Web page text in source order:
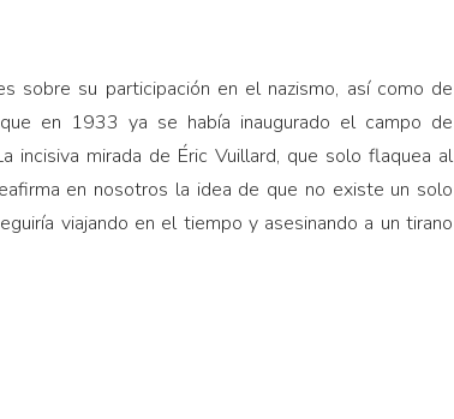
sobre su participación en el nazismo, así como de
en 1933 ya se había inaugurado el campo de
inci­siva mirada de Éric Vuillard, que solo flaquea al
en nosotros la idea de que no existe un solo
viajando en el tiempo y asesinando a un tirano